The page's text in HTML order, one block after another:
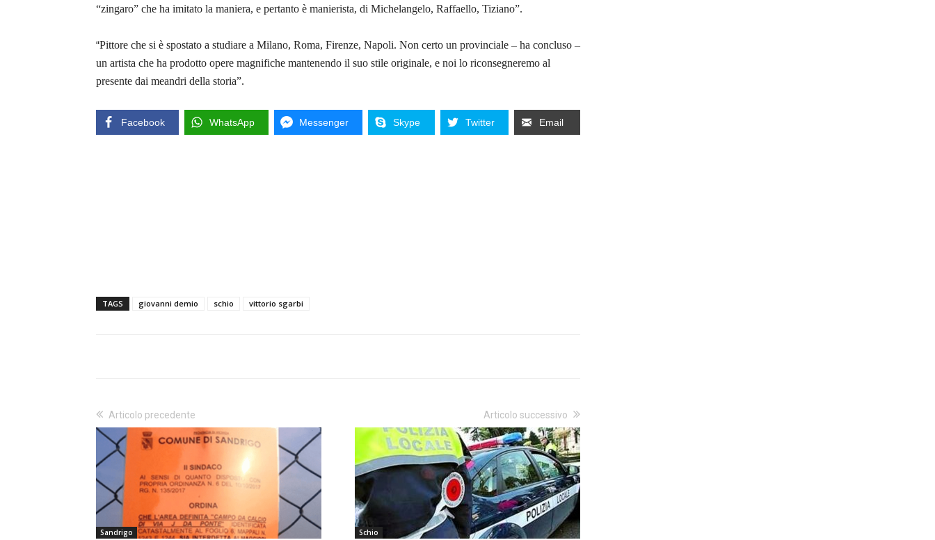
“zingaro” che ha imitato la maniera, e pertanto è manierista, di Michelangelo, Raffaello, Tiziano”.
“Pittore che si è spostato a studiare a Milano, Roma, Firenze, Napoli. Non certo un provinciale – ha concluso –
un artista che ha prodotto opere magnifiche mantenendo il suo stile originale, e noi lo riconsegneremo al
presente dai meandri della storia”.
Facebook WhatsApp Messenger Skype Twitter Email
TAGS giovanni demio schio vittorio sgarbi
Articolo precedente
Sandrigo
Articolo successivo
Schio